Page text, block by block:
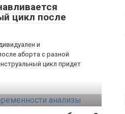
цикл после
и
аборта с разной
цикл придет